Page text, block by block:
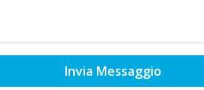
Invia Messaggio